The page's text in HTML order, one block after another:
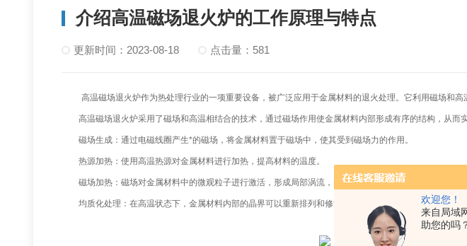
欢迎您！
来自局域
助您的吗
介绍高温磁场退火炉的工作原理与特点
更新时间：2023-08-18 点击量：581
高温磁场退火炉作为热处理行业的一项重要设备，被广泛应用于金属材料的退火处理。它利用磁场和高
高温磁场退火炉采用了磁场和高温相结合的技术，通过磁场作用使金属材料内部形成有序的结构，从而
磁场生成：通过电磁线圈产生*的磁场，将金属材料置于磁场中，使其受到磁场力的作用。
热源加热：使用高温热源对金属材料进行加热，提高材料的温度。
磁场加热：磁场对金属材料中的微观粒子进行激活，形成局部涡流，并且通过涡流耗散能量使材料达到均
均质化处理：在高温状态下，金属材料内部的晶界可以重新排列和修复，提高材料的强度和硬度。